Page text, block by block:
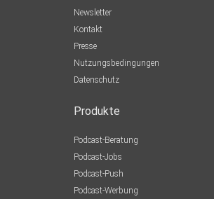
Newsletter
Kontakt
Presse
Nutzungsbedingungen
Datenschutz
Produkte
Podcast-Beratung
Podcast-Jobs
Podcast-Push
Podcast-Werbung